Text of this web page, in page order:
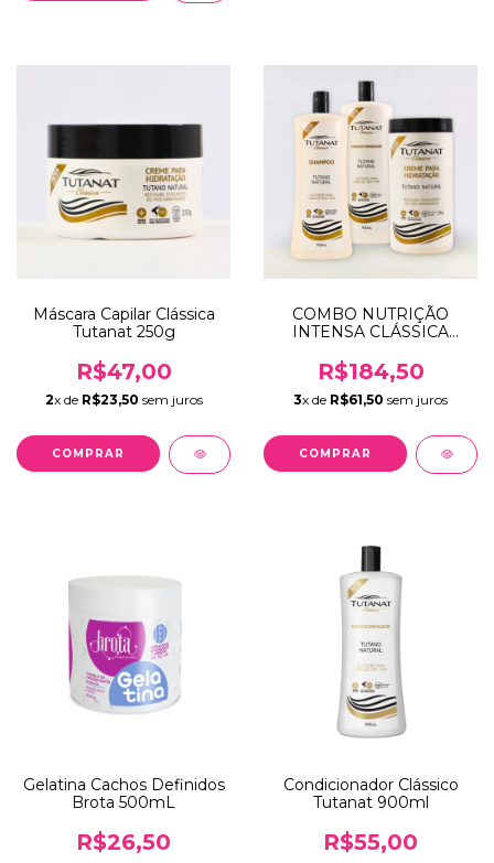
Máscara Capilar Clássica
Tutanat 250g
R$47,00
2x de R$23,50 sem juros
COMBO NUTRIÇÃO
INTENSA CLÁSSICA
R$184,50
3x de R$61,50 sem juros
Gelatina Cachos Definidos
Brota 500mL
R$26,50
Condicionador Clássico
Tutanat 900ml
R$55,00